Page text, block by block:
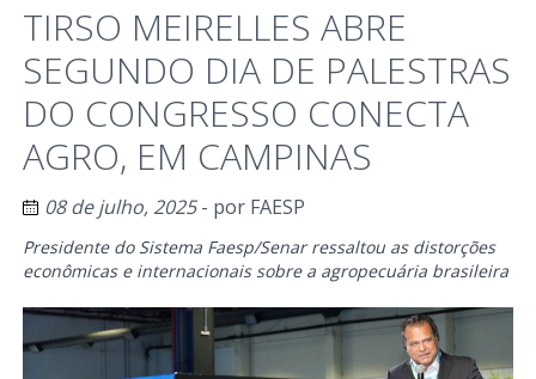
TIRSO MEIRELLES ABRE
SEGUNDO DIA DE PALESTRAS
DO CONGRESSO CONECTA
AGRO, EM CAMPINAS
08 de julho, 2025- por FAESP
Presidente do Sistema Faesp/Senar ressaltou as distorções
econômicas e internacionais sobre a agropecuária brasileira